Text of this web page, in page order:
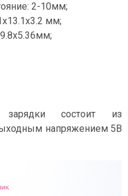
2-10мм;
мм;
зарядки состоит из
напряжением 5В